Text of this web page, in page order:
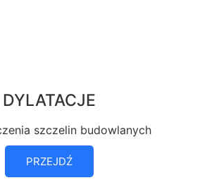
DYLATACJE
szczelin budowlanych
PRZEJDŹ